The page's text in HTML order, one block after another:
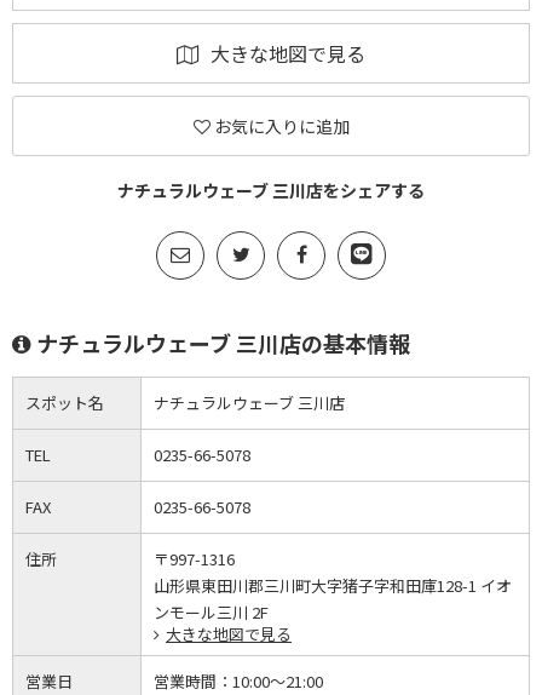
大きな地図で見る
お気に入りに追加
ナチュラルウェーブ 三川店をシェアする
ナチュラルウェーブ 三川店の基本情報
スポット名 ナチュラルウェーブ 三川店
TEL 0235-66-5078
FAX 0235-66-5078
住所
〒997-1316
山形県東田川郡三川町大字猪子字和田庫128-1 イオ
ンモール三川 2F
大きな地図で見る
営業日 営業時間： 10:00～21:00